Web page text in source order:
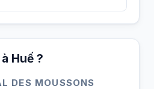
Huế ?
DES MOUSSONS